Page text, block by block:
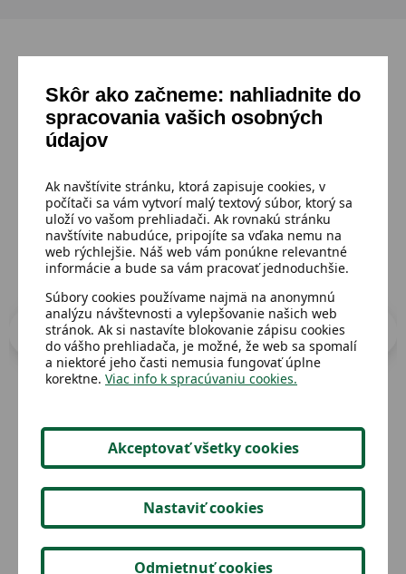
Mohlo by sa ti páčiť
Dostupný
Trubka na detský bajk,,Frozen,,
2,00 €
Skôr ako začneme: nahliadnite do
spracovania vašich osobných
údajov
Ak navštívite stránku, ktorá zapisuje cookies, v
počítači sa vám vytvorí malý textový súbor, ktorý sa
uloží vo vašom prehliadači. Ak rovnakú stránku
navštívite nabudúce, pripojíte sa vďaka nemu na
web rýchlejšie. Náš web vám ponúkne relevantné
informácie a bude sa vám pracovať jednoduchšie.
Súbory cookies používame najmä na anonymnú
analýzu návštevnosti a vylepšovanie našich web
stránok. Ak si nastavíte blokovanie zápisu cookies
do vášho prehliadača, je možné, že web sa spomalí
a niektoré jeho časti nemusia fungovať úplne
korektne. Viac info k spracúvaniu cookies.
Akceptovať všetky cookies
Nastaviť cookies
Odmietnuť cookies